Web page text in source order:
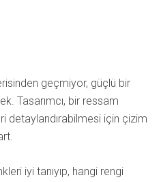
geçmiyor, güçlü bir
Tasarımcı, bir ressam
detaylandırabilmesi için çizim
iyi tanıyıp, hangi rengi